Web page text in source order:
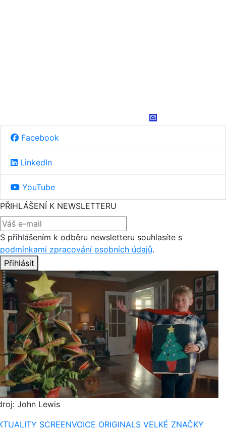
Facebook
LinkedIn
YouTube
PŘIHLÁŠENÍ K NEWSLETTERU
S přihlášením k odběru newsletteru souhlasíte s
podmínkami zpracování osobních údajů.
Přihlásit
John Lewis
SCREENVOICE ORIGINALS VELKÉ ZNAČKY